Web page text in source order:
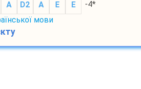
A D2 A E E
-4*
мови